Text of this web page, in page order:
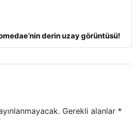
derin uzay görüntüsü!
Gerekli alanlar *